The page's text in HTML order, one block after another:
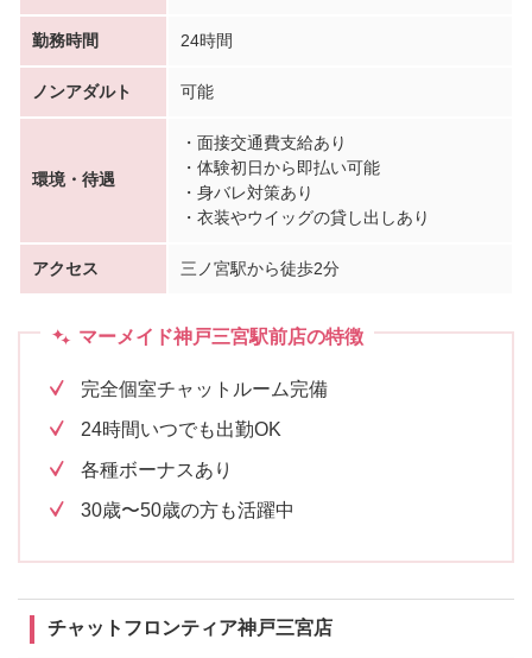
勤務時間 24時間
ノンアダルト 可能
環境・待遇
・面接交通費支給あり
・体験初日から即払い可能
・身バレ対策あり
・衣装やウイッグの貸し出しあり
アクセス 三ノ宮駅から徒歩2分
マーメイド神戸三宮駅前店の特徴
完全個室チャットルーム完備
24時間いつでも出勤OK
各種ボーナスあり
30歳〜50歳の方も活躍中
チャットフロンティア神戸三宮店